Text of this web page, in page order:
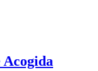
Acogida